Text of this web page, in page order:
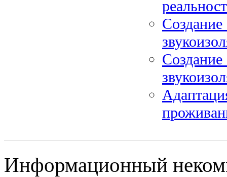
Создание
Создание
Информационный